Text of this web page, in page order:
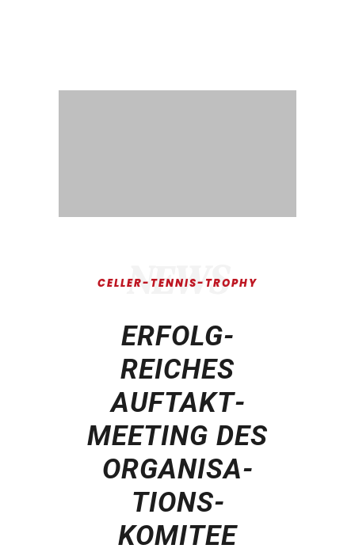
CELLER-TENNIS-TROPHY
NEWS
ERFOLG­
REICHES
AUFTAKT­
MEETING DES
ORGA­NISA­
TIONS­
KOMITEE